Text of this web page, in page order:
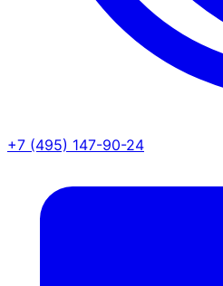
+7 (495) 147-90-24